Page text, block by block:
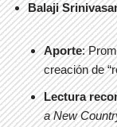
Balaji
Aporte:
creación de
Lectura
a New